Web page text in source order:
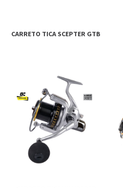
CARRETO TICA SCEPTER GTB